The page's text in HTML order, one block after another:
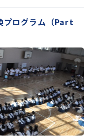
プログラム（Part